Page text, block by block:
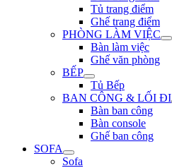
Tủ trang điểm
Ghế trang điểm
PHÒNG LÀM VIỆC
Bàn làm việc
Ghế văn phòng
BẾP
Tủ Bếp
BAN CÔNG & LỐI ĐI
Bàn ban công
Bàn console
Ghế ban công
SOFA
Sofa